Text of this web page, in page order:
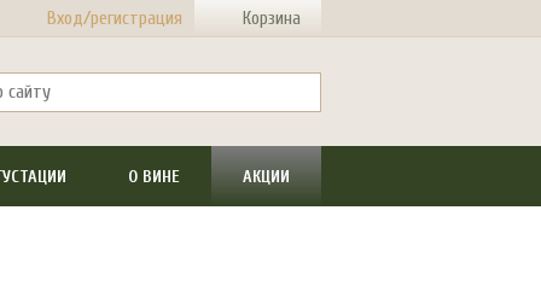
Вход/регистрация Корзина
О ВИНЕ АКЦИИ